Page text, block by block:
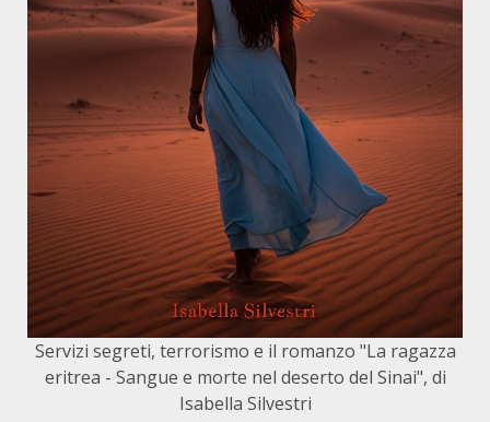
Servizi segreti, terrorismo e il romanzo "La ragazza
eritrea - Sangue e morte nel deserto del Sinai", di
Isabella Silvestri